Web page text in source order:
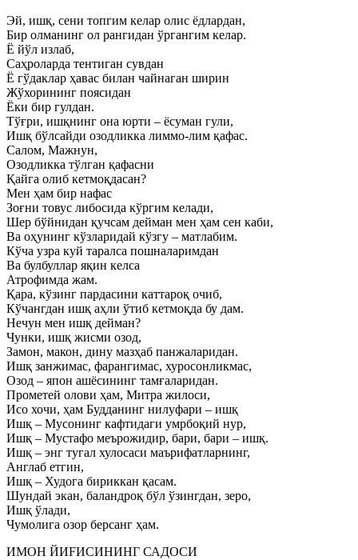
Эй, ишқ, сени топгим келар олис ёдлардан,
Бир олманинг ол рангидан ўргангим келар.
Ё йўл излаб,
Саҳроларда тентиган сувдан
Ё гўдаклар ҳавас билан чайнаган ширин
Жўхорининг поясидан
Ёки бир гулдан.
Тўғри, ишқнинг она юрти – ёсуман гули,
Ишқ бўлсайди озодликка лиммо-лим қафас.
Салом, Мажнун,
Озодликка тўлган қафасни
Қайга олиб кетмоқдасан?
Мен ҳам бир нафас
Зоғни товус либосида кўргим келади,
Шер бўйнидан қучсам дейман мен ҳам сен каби,
Ва оҳунинг кўзларидай кўзгу – матлабим.
Кўча узра куй таралса пошналаримдан
Ва булбуллар яқин келса
Атрофимда жам.
Қара, кўзинг пардасини каттароқ очиб,
Кўчангдан ишқ аҳли ўтиб кетмоқда бу дам.
Нечун мен ишқ дейман?
Чунки, ишқ жисми озод,
Замон, макон, дину мазҳаб панжаларидан.
Ишқ занжимас, фарангимас, хуросонликмас,
Озод – япон ашёсининг тамғаларидан.
Прометей олови ҳам, Митра жилоси,
Исо хочи, ҳам Будданинг нилуфари – ишқ
Ишқ – Мусонинг кафтидаги умрбоқий нур,
Ишқ – Мустафо меърожидир, бари, бари – ишқ.
Ишқ – энг тугал хулосаси маърифатларнинг,
Англаб етгин,
Ишқ – Худога бириккан қасам.
Шундай экан, баландроқ бўл ўзингдан, зеро,
Ишқ ўлади,
Чумолига озор берсанг ҳам.
ИМОН ЙИFИСИНИНГ САДОСИ